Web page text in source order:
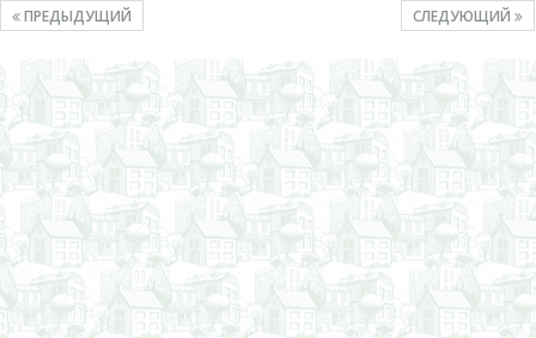
СЛЕДУЮЩИЙ
ПРЕДЫДУЩИЙ